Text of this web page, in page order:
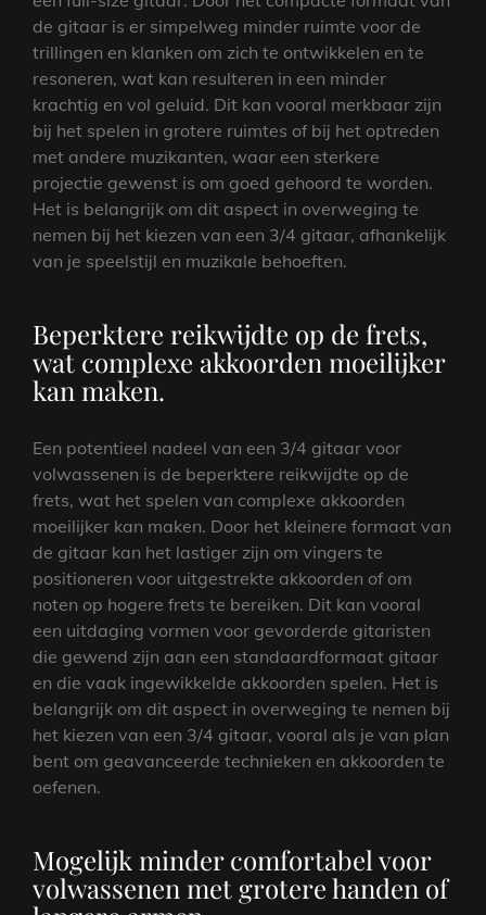
de gitaar is er simpelweg minder ruimte voor de
trillingen en klanken om zich te ontwikkelen en te
resoneren, wat kan resulteren in een minder
krachtig en vol geluid. Dit kan vooral merkbaar zijn
bij het spelen in grotere ruimtes of bij het optreden
met andere muzikanten, waar een sterkere
projectie gewenst is om goed gehoord te worden.
Het is belangrijk om dit aspect in overweging te
nemen bij het kiezen van een 3/4 gitaar, afhankelijk
van je speelstijl en muzikale behoeften.
Beperktere reikwijdte op de frets,
wat complexe akkoorden moeilijker
kan maken.
Een potentieel nadeel van een 3/4 gitaar voor
volwassenen is de beperktere reikwijdte op de
frets, wat het spelen van complexe akkoorden
moeilijker kan maken. Door het kleinere formaat van
de gitaar kan het lastiger zijn om vingers te
positioneren voor uitgestrekte akkoorden of om
noten op hogere frets te bereiken. Dit kan vooral
een uitdaging vormen voor gevorderde gitaristen
die gewend zijn aan een standaardformaat gitaar
en die vaak ingewikkelde akkoorden spelen. Het is
belangrijk om dit aspect in overweging te nemen bij
het kiezen van een 3/4 gitaar, vooral als je van plan
bent om geavanceerde technieken en akkoorden te
oefenen.
Mogelijk minder comfortabel voor
volwassenen met grotere handen of